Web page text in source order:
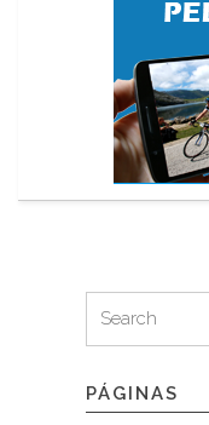
for:
PÁGINAS